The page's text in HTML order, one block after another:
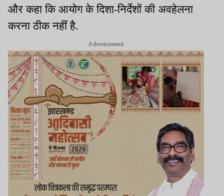
और कहा कि आयोग के दिशा-निर्देशों की अवहेलना
करना ठीक नहीं है.
Advertisement